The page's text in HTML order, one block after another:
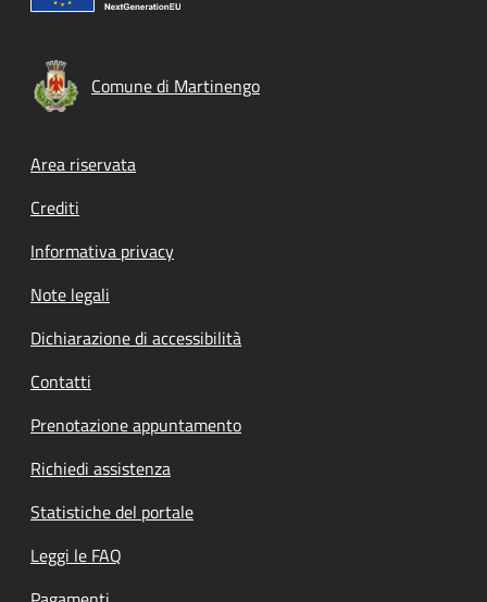
Comune di Martinengo
Footer menu
Area riservata
Crediti
Informativa privacy
Note legali
Dichiarazione di accessibilità
Contatti
Prenotazione appuntamento
Richiedi assistenza
Statistiche del portale
Leggi le FAQ